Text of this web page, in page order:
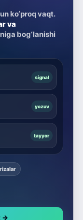
ko‘proq vaqt.
va
bog‘lanishi
signal
yozuv
tayyor
→